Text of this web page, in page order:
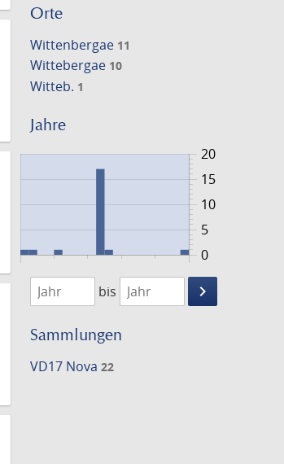
Orte
Wittenbergae 11
Wittebergae 10
Witteb. 1
Jahre
0
5
20
10
15
1676
1696
bis
keyboard_arrow_right
Suche
Sammlungen
VD17 Nova 22